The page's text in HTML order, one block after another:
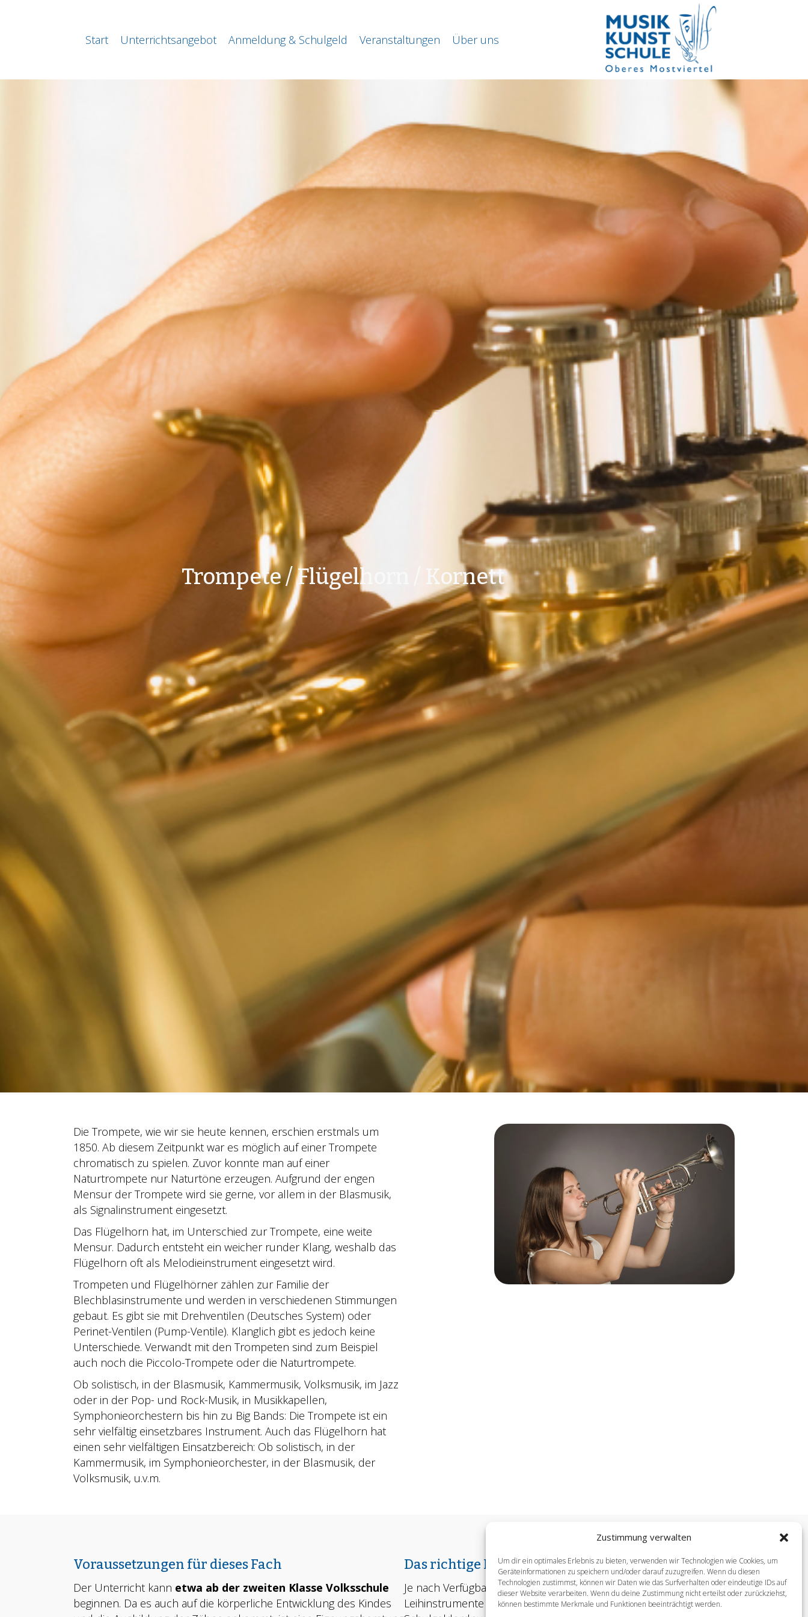
Zustimmung verwalten
Um dir ein optimales Erlebnis zu bieten, verwenden wir Technologien wie Cookies, um
Geräteinformationen zu speichern und/oder darauf zuzugreifen. Wenn du diesen
Technologien zustimmst, können wir Daten wie das Surfverhalten oder eindeutige IDs auf
dieser Website verarbeiten. Wenn du deine Zustimmung nicht erteilst oder zurückziehst,
können bestimmte Merkmale und Funktionen beeinträchtigt werden.
Start Unterrichtsangebot Anmeldung & Schulgeld Veranstaltungen Über uns
Trompete / Flügelhorn / Kornett
Die Trompete, wie wir sie heute kennen, erschien erstmals um
1850. Ab diesem Zeitpunkt war es möglich auf einer Trompete
chromatisch zu spielen. Zuvor konnte man auf einer
Naturtrompete nur Naturtöne erzeugen. Aufgrund der engen
Mensur der Trompete wird sie gerne, vor allem in der Blasmusik,
als Signalinstrument eingesetzt.
Das Flügelhorn hat, im Unterschied zur Trompete, eine weite
Mensur. Dadurch entsteht ein weicher runder Klang, weshalb das
Flügelhorn oft als Melodieinstrument eingesetzt wird.
Trompeten und Flügelhörner zählen zur Familie der
Blechblasinstrumente und werden in verschiedenen Stimmungen
gebaut. Es gibt sie mit Drehventilen (Deutsches System) oder
Perinet-Ventilen (Pump-Ventile). Klanglich gibt es jedoch keine
Unterschiede. Verwandt mit den Trompeten sind zum Beispiel
auch noch die Piccolo-Trompete oder die Naturtrompete.
Ob solistisch, in der Blasmusik, Kammermusik, Volksmusik, im Jazz
oder in der Pop- und Rock-Musik, in Musikkapellen,
Symphonieorchestern bis hin zu Big Bands: Die Trompete ist ein
sehr vielfältig einsetzbares Instrument. Auch das Flügelhorn hat
einen sehr vielfältigen Einsatzbereich: Ob solistisch, in der
Kammermusik, im Symphonieorchester, in der Blasmusik, der
Volksmusik, u.v.m.
Voraussetzungen für dieses Fach
Der Unterricht kann etwa ab der zweiten Klasse Volksschule
beginnen. Da es auch auf die körperliche Entwicklung des Kindes
Das richtige Instrument zum Üben
Je nach Verfügbarkeit stellt die Musik- und Kunstschule
Leihinstrumente zur Verfügung. Die Leihgebühr ist der aktuellen